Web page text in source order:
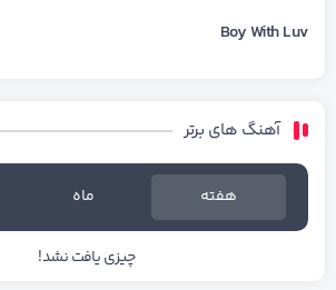
Boy With Luv
آهنگ های برتر
هفته ماه
چیزی یافت نشد!